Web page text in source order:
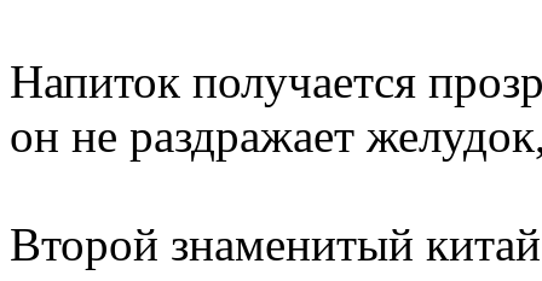
Напиток получается
он не раздражает
Второй знаменитый